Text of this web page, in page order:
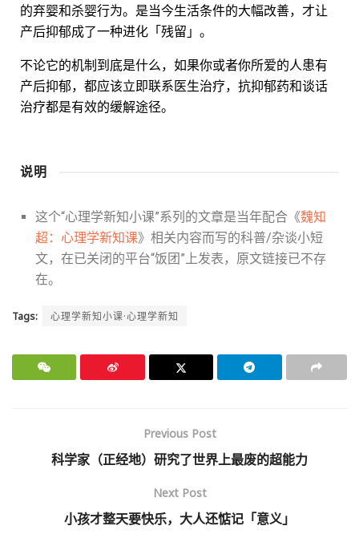
的弃婴和杀婴行为。是当今生活条件的大幅改善，才让
产后抑郁成了一种进化「残留」。
不论它的机制到底是什么，如果你或者你所爱的人患有
产后抑郁，都应该立即联系医生治疗，抗抑郁药和谈话
治疗都是有效的缓解途径。
说明
这个“心理学新知小课”系列的文章是当年配合《魏知
超：心理学新知课》相关内容而写的科普/杂谈小短
文，在已关闭的平台“饭团”上发表，原文链接已不存
在。
Tags: 心理学新知小课·心理学新知
Previous Post
科学家（正经地）研究了世界上最废的超能力
Next Post
小孩才整天要快乐，大人还惦记「意义」